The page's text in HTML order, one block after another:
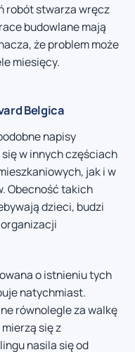
robót stwarza wręcz
budowlane mają
że problem może
miesięcy.
Belgica
napisy
w innych częściach
jak i w
Obecność takich
dzieci, budzi
o istnieniu tych
natychmiast.
równolegle za walkę
się z
nasila się od